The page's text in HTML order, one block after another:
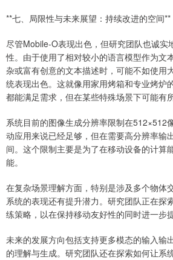
**七、局限性与未来展望：持续改进的空间**
尽管Mobile-O表现出色，但研究团队也诚实
性。由于使用了相对较小的语言模型作为文
杂或富有创意的文本描述时，可能不如使用
统表现出色。这就像用家用烤箱和专业烤炉
都能满足需求，但在某些特殊场景下可能有
系统目前的图像生成分辨率限制在512×512
动应用来说已经足够，但在需要高分辨率输
间。这个限制主要是为了在移动设备的计算
能。
在复杂场景理解方面，特别是涉及多个物体
系统的表现还有提升潜力。研究团队正在探
练策略，以在保持移动友好性的同时进一步
未来的发展方向包括支持更多模态的输入输
的理解与生成。研究团队还在探索如何让系